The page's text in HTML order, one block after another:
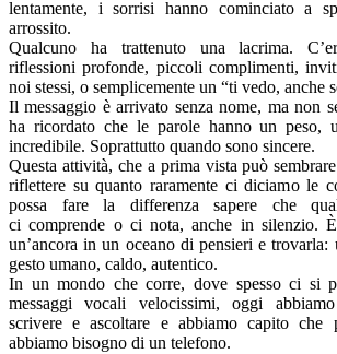
lentamente, i sorrisi hanno cominciato a
arrossito.
Qualcuno ha trattenuto una lacrima.
riflessioni profonde, piccoli complimenti,
noi stessi, o semplicemente un “ti vedo, anche
Il messaggio è arrivato senza nome, ma non
ha ricordato che le parole hanno un peso,
incredibile. Soprattutto quando sono sincere.
Questa attività, che a prima vista può
riflettere su quanto raramente ci diciamo le
possa fare la differenza sapere che
ci comprende o ci nota, anche in silenzio.
un’ancora in un oceano di pensieri e trovarla:
gesto umano, caldo, autentico.
In un mondo che corre, dove spesso ci si
messaggi vocali velocissimi, oggi
scrivere e ascoltare e abbiamo capito che
abbiamo bisogno di un telefono.